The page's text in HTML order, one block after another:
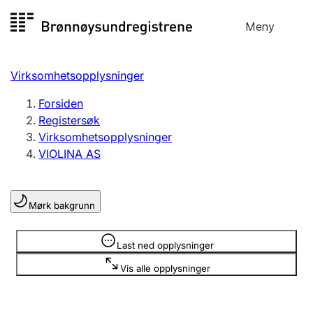
til
Meny
Registersøk
Aksjeselskap
Enkeltpersonforetak
Registrere, endre, slette
Lag og forening
Registrere, endre, slette
Virksomhetsopplysninger
Forsiden
Registersøk
Virksomhetsopplysninger
VIOLINA AS
Mørk bakgrunn
Last ned opplysninger
Vis alle opplysninger
Opplysninger er skjult